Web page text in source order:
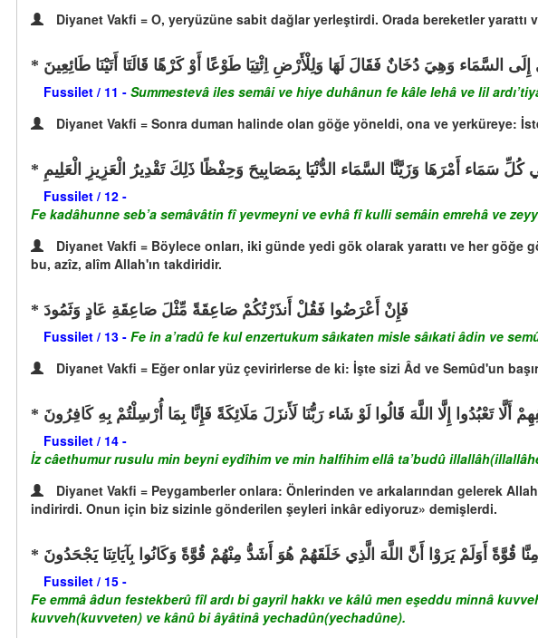
Diyanet Vakfi = O, yeryüzüne sabit dağlar yerleştirdi. Orada bereketler
السَّمَاء وَهِيَ دُخَانٌ فَقَالَ لَهَا وَلِلْأَرْضِ اِئْتِيَا طَوْعًا أَوْ كَرْهًا قَالَتَا أَتَيْنَا طَائِعِينَ
Fussilet / 11 - Summestevâ iles semâi ve hiye duhânun fe kâle lehâ ve lil
Diyanet Vakfi = Sonra duman halinde olan göğe yöneldi, ona ve yerküreye:
أَمْرَهَا وَزَيَّنَّا السَّمَاء الدُّنْيَا بِمَصَابِيحَ وَحِفْظًا ذَلِكَ تَقْدِيرُ الْعَزِيزِ الْعَلِيمِ
Fussilet / 12 -
Fe kadâhunne seb’a semâvâtin fî yevmeyni ve evhâ fî kulli semâin emrehâ ve
Diyanet Vakfi = Böylece onları, iki günde yedi gök olarak yarattı ve her
bu, azîz, alîm Allah'ın takdiridir.
فَإِنْ أَعْرَضُوا فَقُلْ أَنذَرْتُكُمْ صَاعِقَةً مِّثْلَ صَاعِقَةِ عَادٍ وَثَمُودَ
Fussilet / 13 - Fe in a’radû fe kul enzertukum sâıkaten misle sâıkati âdin ve
Diyanet Vakfi = Eğer onlar yüz çevirirlerse de ki: İşte sizi Âd ve Semûd'un
تَعْبُدُوا إِلَّا اللَّهَ قَالُوا لَوْ شَاء رَبُّنَا لَأَنزَلَ مَلَائِكَةً فَإِنَّا بِمَا أُرْسِلْتُمْ بِهِ كَافِرُونَ
Fussilet / 14 -
İz câethumur rusulu min beyni eydîhim ve min halfihim ellâ ta’budû
Diyanet Vakfi = Peygamberler onlara: Önlerinden ve arkalarından gelerek
indirirdi. Onun için biz sizinle gönderilen şeyleri inkâr ediyoruz» demişlerdi.
قُوَّةً أَوَلَمْ يَرَوْا أَنَّ اللَّهَ الَّذِي خَلَقَهُمْ هُوَ أَشَدُّ مِنْهُمْ قُوَّةً وَكَانُوا بِآيَاتِنَا يَجْحَدُونَ
Fussilet / 15 -
Fe emmâ âdun festekberû fîl ardı bi gayril hakkı ve kâlû men eşeddu minnâ
kuvveh(kuvveten) ve kânû bi âyâtinâ yechadûn(yechadûne).